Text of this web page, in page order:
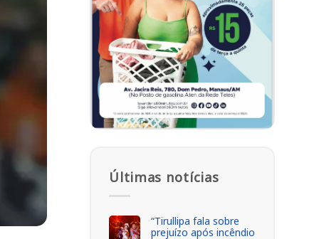
Últimas notícias
“Tirullipa fala sobre
prejuízo após incêndio